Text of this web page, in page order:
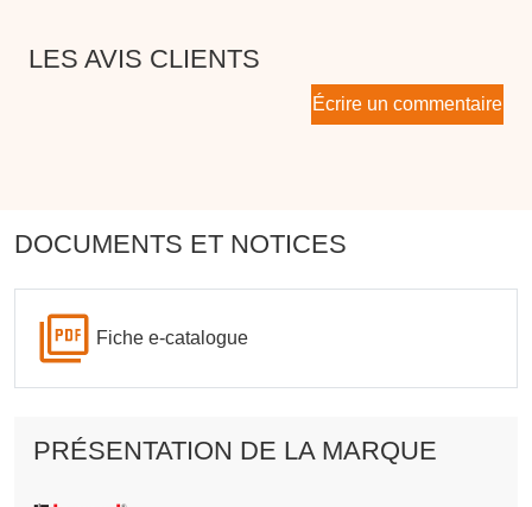
LES AVIS CLIENTS
Écrire un commentaire
DOCUMENTS ET NOTICES
Fiche e-catalogue
PRÉSENTATION DE LA MARQUE